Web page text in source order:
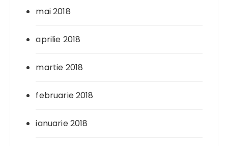
mai 2018
aprilie 2018
martie 2018
februarie 2018
ianuarie 2018